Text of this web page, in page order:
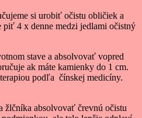
si urobiť očistu obličiek a
piť 4 x denne medzi jedlami očistný
stave a absolvovať vopred
ak máte kamienky do 1 cm.
podľa čínskej medicíny.
žlčníka absolvovať črevnú očistu